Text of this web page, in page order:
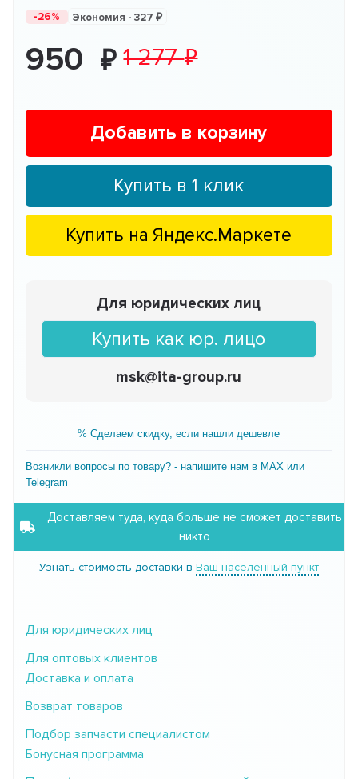
-26% Экономия -327
950 1 277
Добавить в корзину
Купить в 1 клик
Купить на Яндекс.Маркете
Для юридических лиц
Купить как юр. лицо
msk@ita-group.ru
% Сделаем скидку, если нашли дешевле
Возникли вопросы по товару? - напишите нам в MAX или
Telegram
Доставляем туда, куда больше не сможет доставить
никто
Узнать стоимость доставки в Ваш населенный пункт
Для юридических лиц
Для оптовых клиентов
Доставка и оплата
Возврат товаров
Подбор запчасти специалистом
Бонусная программа